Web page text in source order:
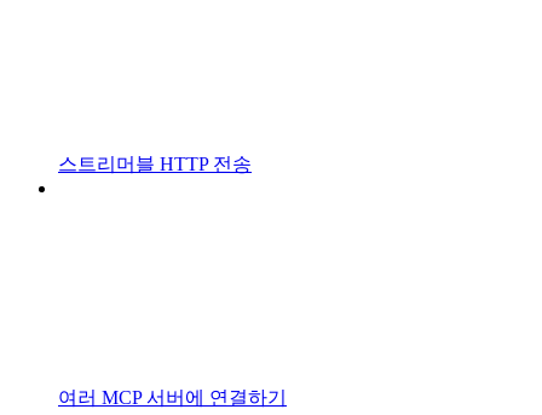
스트리머블 HTTP 전송
여러 MCP 서버에 연결하기